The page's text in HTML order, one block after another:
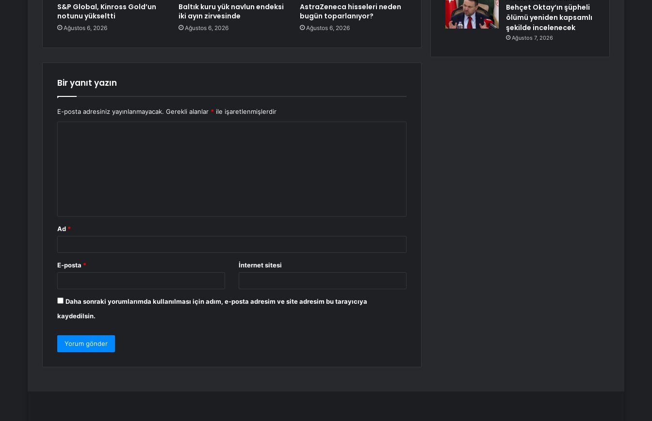
S&P Global, Kinross Gold’un
notunu yükseltti
Ağustos 6, 2026
Baltık kuru yük navlun endeksi
iki ayın zirvesinde
Ağustos 6, 2026
AstraZeneca hisseleri neden
bugün toparlanıyor?
Ağustos 6, 2026
Bir yanıt yazın
E-posta adresiniz yayınlanmayacak. Gerekli alanlar * ile işaretlenmişlerdir
Ad *
E-posta * İnternet sitesi
Daha sonraki yorumlarımda kullanılması için adım, e-posta adresim ve site adresim bu tarayıcıya
kaydedilsin.
Behçet Oktay’ın şüpheli
ölümü yeniden kapsamlı
şekilde incelenecek
Ağustos 7, 2026